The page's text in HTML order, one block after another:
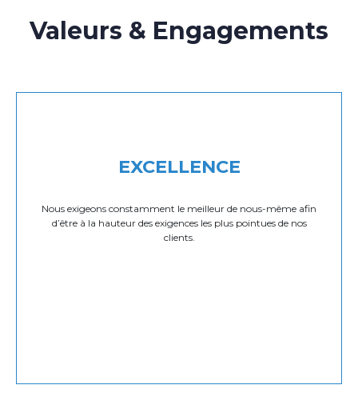
Valeurs & Engagements
EXCELLENCE
Nous exigeons constamment le meilleur de nous-même afin
d’être à la hauteur des exigences les plus pointues de nos
clients.